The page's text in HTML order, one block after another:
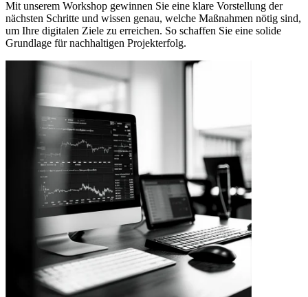
Mit unserem Workshop gewinnen Sie eine klare Vorstellung der
nächsten Schritte und wissen genau, welche Maßnahmen nötig sind,
um Ihre digitalen Ziele zu erreichen. So schaffen Sie eine solide
Grundlage für nachhaltigen Projekterfolg.